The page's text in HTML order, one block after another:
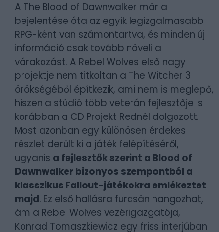
A The Blood of Dawnwalker már a
bejelentése óta az egyik legizgalmasabb
RPG-ként van számontartva, és minden új
információ csak tovább növeli a
várakozást. A Rebel Wolves első nagy
projektje nem titkoltan a The Witcher 3
örökségéből építkezik, ami nem is meglepő,
hiszen a stúdió több veterán fejlesztője is
korábban a CD Projekt Rednél dolgozott.
Most azonban egy különösen érdekes
részlet derült ki a játék felépítéséről,
ugyanis a fejlesztők szerint a Blood of
Dawnwalker bizonyos szempontból a
klasszikus Fallout-játékokra emlékeztet
majd. Ez első hallásra furcsán hangozhat,
ám a Rebel Wolves vezérigazgatója,
Konrad Tomaszkiewicz egy friss interjúban